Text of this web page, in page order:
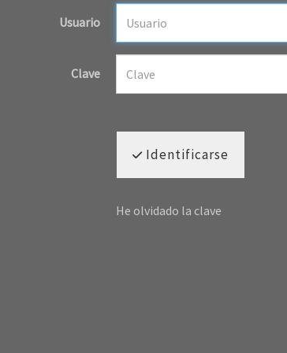
Usuario
Clave
Identificarse
He olvidado la clave